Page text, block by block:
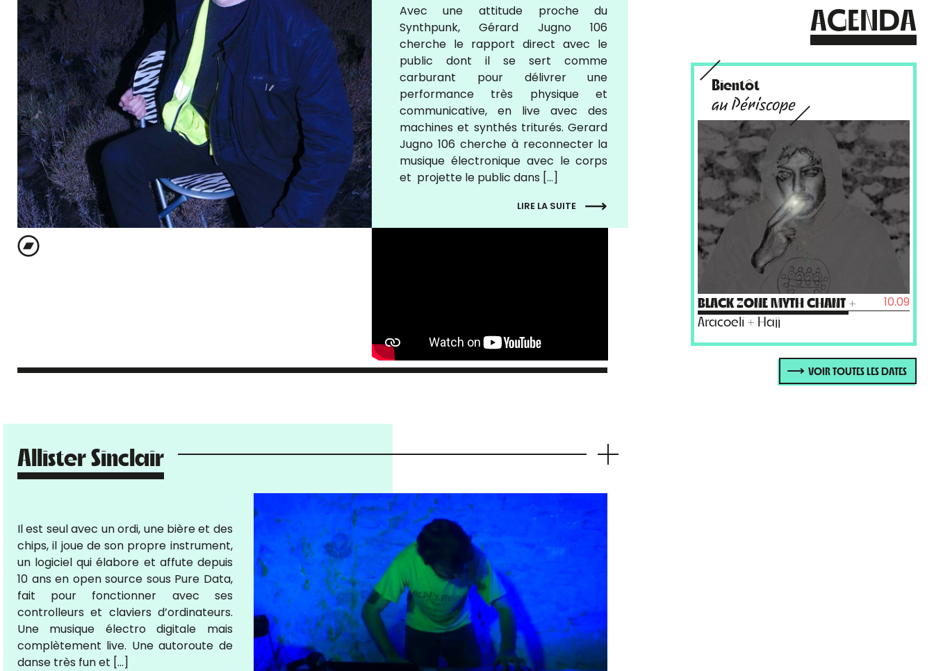
Avec une attitude proche du
Synthpunk, Gérard Jugno 106
cherche le rapport direct avec le
public dont il se sert comme
carburant pour délivrer une
performance très physique et
communicative, en live avec des
machines et synthés triturés. Gerard
Jugno 106 cherche à reconnecter la
musique électronique avec le corps
et projette le public dans […]
LIRE LA SUITE
Allister Sinclair
Il est seul avec un ordi, une bière et des
chips, il joue de son propre instrument,
un logiciel qui élabore et affute depuis
10 ans en open source sous Pure Data,
fait pour fonctionner avec ses
controlleurs et claviers d’ordinateurs.
Une musique électro digitale mais
complètement live. Une autoroute de
danse très fun et […]
AGENDA
Bientôt
au Périscope
BLACK ZONE MYTH CHANT +
Aracoeli + Hajj
10.09
VOIR TOUTES LES DATES